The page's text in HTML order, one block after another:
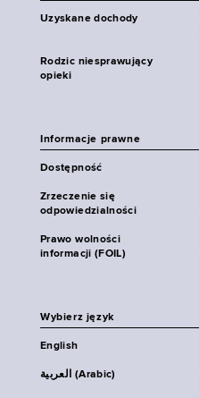
Uzyskane dochody
Rodzic niesprawujący
opieki
Informacje prawne
Dostępność
Zrzeczenie się
odpowiedzialności
Prawo wolności
informacji (FOIL)
Wybierz język
English
العربية (Arabic)